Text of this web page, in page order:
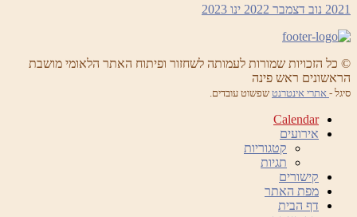
הראשון:
2021 נוב דצמבר 2022 ינו 2023
© כל הזכויות שמורות לעמותה לשחזור ופיתוח האתר הלאומי מושבת
הראשונים ראש פינה
סיגל - אתרי אינטרנט שפשוט עובדים.
Calendar
אירועים
קטגוריות
תגיות
קישורים
מפת האתר
דף הבית